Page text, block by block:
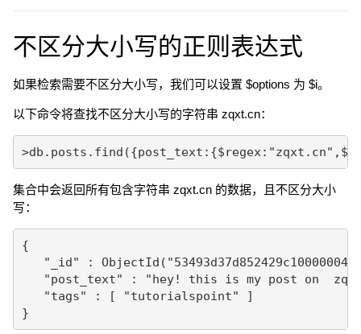
不区分大小写的正则表达式
如果检索需要不区分大小写，我们可以设置 $options 为 $i。
以下命令将查找不区分大小写的字符串 zqxt.cn：
集合中会返回所有包含字符串 zqxt.cn 的数据，且不区分大小
写：
{
"_id" :
"post_text" : "hey! this is my post on
   "tags" : [ "tutorialspoint" ]